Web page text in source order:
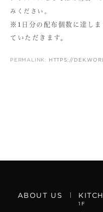
みください。
※1日分の配布個数に達し
ていただきます。
PERMALINK: HTTPS://
ABOUT US
1F